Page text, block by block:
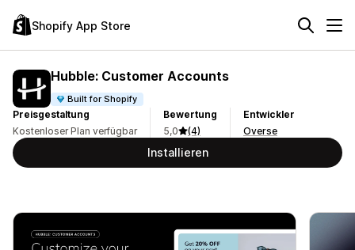
Shopify App Store
Hubble: Customer Accounts
Built for Shopify
Preisgestaltung
Kostenloser Plan verfügbar
Bewertung
5,0
(4)
Entwickler
Overse
Installieren